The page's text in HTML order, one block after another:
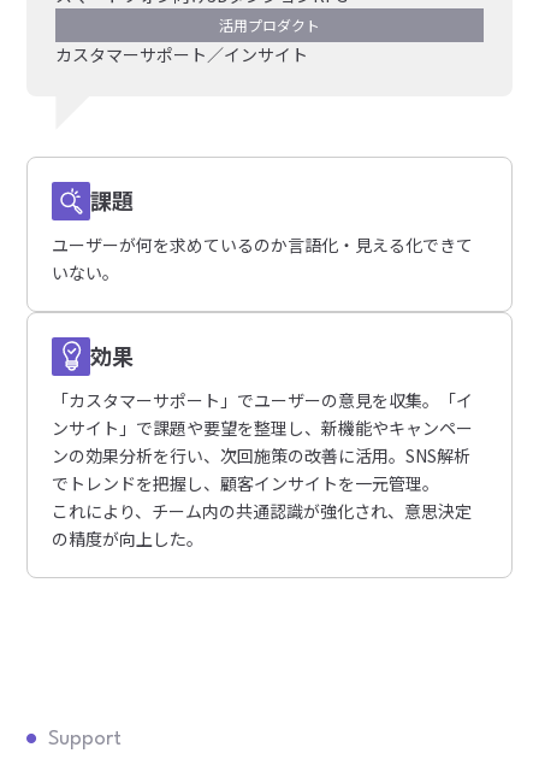
活用プロダクト
カスタマーサポート／インサイト
課題
ユーザーが何を求めているのか言語化・見える化できて
いない。
効果
「カスタマーサポート」でユーザーの意見を収集。「イ
ンサイト」で課題や要望を整理し、新機能やキャンペー
ンの効果分析を行い、次回施策の改善に活用。SNS解析
でトレンドを把握し、顧客インサイトを一元管理。
これにより、チーム内の共通認識が強化され、意思決定
の精度が向上した。
Support